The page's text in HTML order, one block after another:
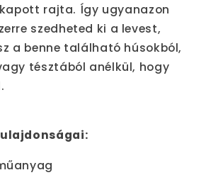
rajta. Így ugyanazon
szedheted ki a levest,
a benne található húsokból,
tésztából anélkül, hogy